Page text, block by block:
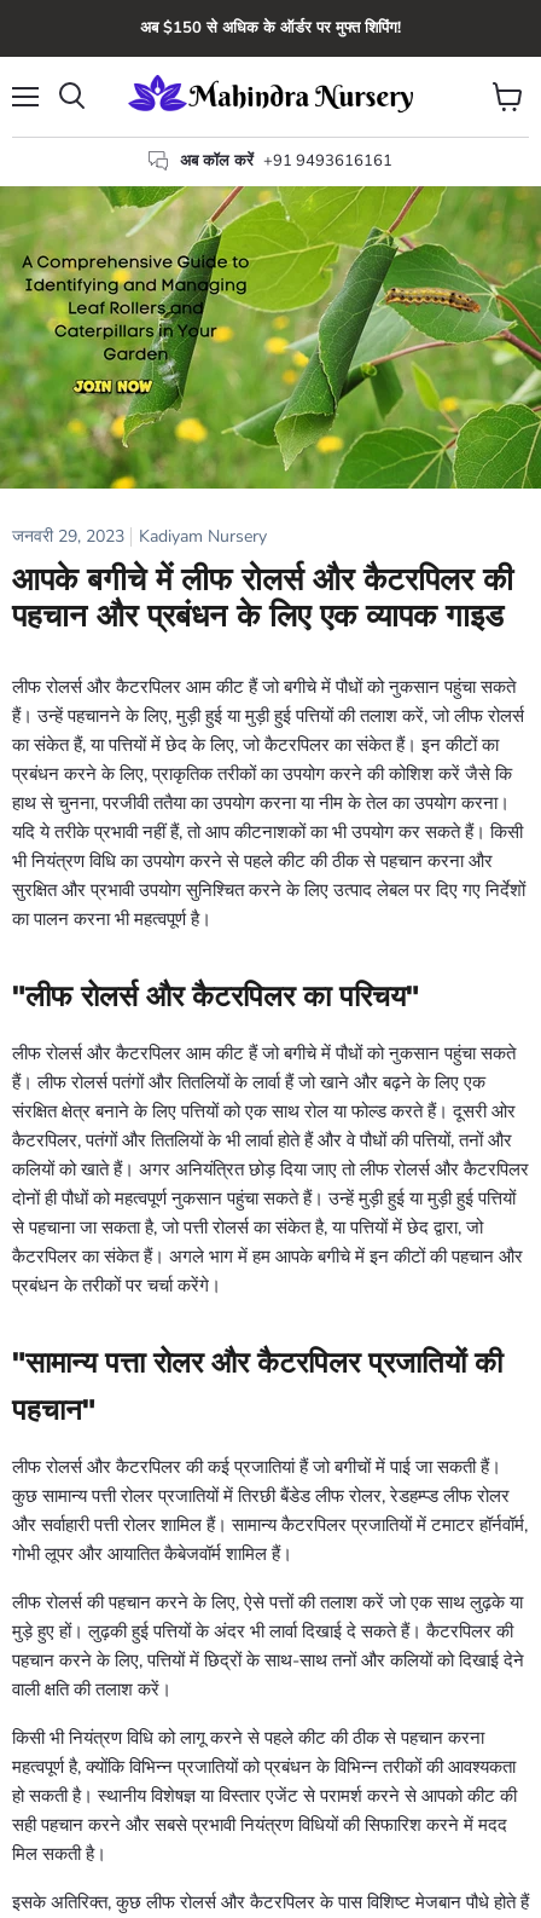
अब $150 से अधिक के ऑर्डर पर मुफ्त शिपिंग!
अब कॉल करें +91 9493616161
कार्ट
देंखे
जनवरी 29, 2023 Kadiyam Nursery
आपके बगीचे में लीफ रोलर्स और कैटरपिलर की
पहचान और प्रबंधन के लिए एक व्यापक गाइड
लीफ रोलर्स और कैटरपिलर आम कीट हैं जो बगीचे में पौधों को नुकसान पहुंचा सकते
हैं। उन्हें पहचानने के लिए, मुड़ी हुई या मुड़ी हुई पत्तियों की तलाश करें, जो लीफ रोलर्स
का संकेत हैं, या पत्तियों में छेद के लिए, जो कैटरपिलर का संकेत हैं। इन कीटों का
प्रबंधन करने के लिए, प्राकृतिक तरीकों का उपयोग करने की कोशिश करें जैसे कि
हाथ से चुनना, परजीवी ततैया का उपयोग करना या नीम के तेल का उपयोग करना।
यदि ये तरीके प्रभावी नहीं हैं, तो आप कीटनाशकों का भी उपयोग कर सकते हैं। किसी
भी नियंत्रण विधि का उपयोग करने से पहले कीट की ठीक से पहचान करना और
सुरक्षित और प्रभावी उपयोग सुनिश्चित करने के लिए उत्पाद लेबल पर दिए गए निर्देशों
का पालन करना भी महत्वपूर्ण है।
"लीफ रोलर्स और कैटरपिलर का परिचय"
लीफ रोलर्स और कैटरपिलर आम कीट हैं जो बगीचे में पौधों को नुकसान पहुंचा सकते
हैं। लीफ रोलर्स पतंगों और तितलियों के लार्वा हैं जो खाने और बढ़ने के लिए एक
संरक्षित क्षेत्र बनाने के लिए पत्तियों को एक साथ रोल या फोल्ड करते हैं। दूसरी ओर
कैटरपिलर, पतंगों और तितलियों के भी लार्वा होते हैं और वे पौधों की पत्तियों, तनों और
कलियों को खाते हैं। अगर अनियंत्रित छोड़ दिया जाए तो लीफ रोलर्स और कैटरपिलर
दोनों ही पौधों को महत्वपूर्ण नुकसान पहुंचा सकते हैं। उन्हें मुड़ी हुई या मुड़ी हुई पत्तियों
से पहचाना जा सकता है, जो पत्ती रोलर्स का संकेत है, या पत्तियों में छेद द्वारा, जो
कैटरपिलर का संकेत हैं। अगले भाग में हम आपके बगीचे में इन कीटों की पहचान और
प्रबंधन के तरीकों पर चर्चा करेंगे।
"सामान्य पत्ता रोलर और कैटरपिलर प्रजातियों की
पहचान"
लीफ रोलर्स और कैटरपिलर की कई प्रजातियां हैं जो बगीचों में पाई जा सकती हैं।
कुछ सामान्य पत्ती रोलर प्रजातियों में तिरछी बैंडेड लीफ रोलर, रेडहम्प्ड लीफ रोलर
और सर्वाहारी पत्ती रोलर शामिल हैं। सामान्य कैटरपिलर प्रजातियों में टमाटर हॉर्नवॉर्म,
गोभी लूपर और आयातित कैबेजवॉर्म शामिल हैं।
लीफ रोलर्स की पहचान करने के लिए, ऐसे पत्तों की तलाश करें जो एक साथ लुढ़के या
मुड़े हुए हों। लुढ़की हुई पत्तियों के अंदर भी लार्वा दिखाई दे सकते हैं। कैटरपिलर की
पहचान करने के लिए, पत्तियों में छिद्रों के साथ-साथ तनों और कलियों को दिखाई देने
वाली क्षति की तलाश करें।
किसी भी नियंत्रण विधि को लागू करने से पहले कीट की ठीक से पहचान करना
महत्वपूर्ण है, क्योंकि विभिन्न प्रजातियों को प्रबंधन के विभिन्न तरीकों की आवश्यकता
हो सकती है। स्थानीय विशेषज्ञ या विस्तार एजेंट से परामर्श करने से आपको कीट की
सही पहचान करने और सबसे प्रभावी नियंत्रण विधियों की सिफारिश करने में मदद
मिल सकती है।
इसके अतिरिक्त, कुछ लीफ रोलर्स और कैटरपिलर के पास विशिष्ट मेजबान पौधे होते हैं